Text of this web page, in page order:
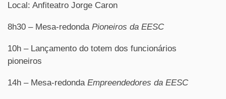
Local: Anfiteatro Jorge Caron
8h30 – Mesa-redonda Pioneiros da EESC
10h – Lançamento do totem dos funcionários
pioneiros
14h – Mesa-redondaEmpreendedores da EESC